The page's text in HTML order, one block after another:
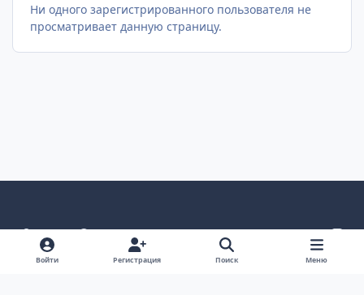
Ни одного зарегистрированного пользователя не
просматривает данную страницу.
Светлый режим
Темный режим
Как в системе
v
k
Политика конфиденциальности
Войти Регистрация Поиск Меню